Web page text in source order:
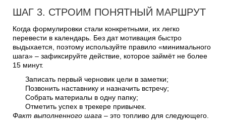
ШАГ 3. СТРОИМ ПОНЯТНЫЙ МАРШРУТ
Когда формулировки стали конкретными, их легко
перевести в календарь. Без дат мотивация быстро
выдыхается, поэтому используйте правило «минимального
шага» – зафиксируйте действие, которое займёт не более
15 минут.
Записать первый черновик цели в заметки;
Позвонить наставнику и назначить встречу;
Собрать материалы в одну папку;
Отметить успех в трекере привычек.
Факт выполненного шага – это топливо для следующего.